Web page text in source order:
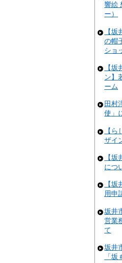
響絵
ー）
【
の帽
ショ
【
ン】
ーム
田村
使」
【
ザイ
【
につ
【
用申
坂井
営業
て
坂井
「坂